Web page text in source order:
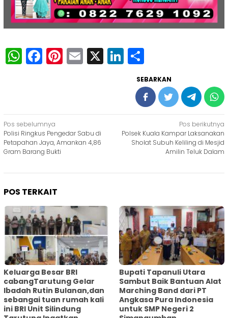
WhatsApp
Facebook
Pinterest
Email
X LinkedIn
SEBARKAN
Navigasi
pos
Pos sebelumnya
Polisi Ringkus Pengedar Sabu di
Petapahan Jaya, Amankan 4,86
Gram Barang Bukti
Pos berikutnya
Polsek Kuala Kampar Laksanakan
Sholat Subuh Keliling di Mesjid
Amilin Teluk Dalam
POS TERKAIT
Keluarga Besar BRI
cabangTarutung Gelar
Ibadah Rutin Bulanan,dan
sebangai tuan rumah kali
ini BRI Unit Silindung
Bupati Tapanuli Utara
Sambut Baik Bantuan Alat
Marching Band dari PT
Angkasa Pura Indonesia
untuk SMP Negeri 2